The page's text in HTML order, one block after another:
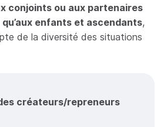
conjoints ou aux partenaires
qu’aux enfants et ascendants,
de la diversité des situations
créateurs/repreneurs